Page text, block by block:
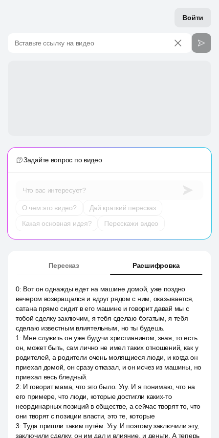
Войти
Вставьте ссылку на видео
Задайте вопрос по видео
Что вас интересует?
О чем это видео?
Дай краткий пересказ
Какая основная идея?
Перескажи видео
Пересказ Расшифровка
0: Вот он однажды едет на машине домой, уже поздно
вечером возвращался и вдруг рядом с ним, оказывается,
сатана прямо сидит в его машине и говорит давай мы с
тобой сделку заключим, я тебя сделаю богатым, я тебя
сделаю известным влиятельным, но ты будешь.
1 : Мне служить он уже будучи христианином, зная, то есть
он, может быть, сам лично не имел таких отношений, как у
родителей, а родители очень молящиеся люди, и когда он
приехал домой, он сразу отказал, и он исчез из машины, но
приехал весь бледный.
2: И говорит мама, что это было. Угу. И я понимаю, что на
его примере, что люди, которые достигли каких-то
неординарных позиций в обществе, а сейчас творят то, что
они творят с позиции власти, это те, которые
3:Туда пришли таким путём. Угу. И поэтому заключили эту,
заключили сделку, он им дал и влияние, и деньги. А теперь